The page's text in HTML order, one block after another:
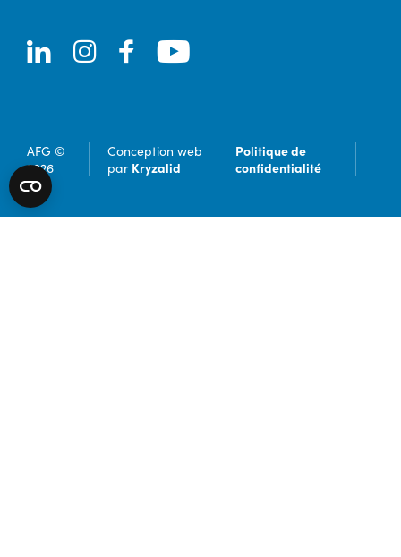
AFG ©
2026
Conception web
par Kryzalid
Politique de
confidentialité